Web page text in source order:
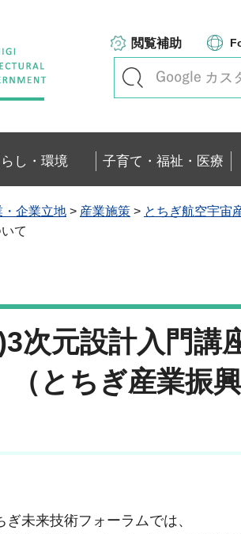
閲覧補助
らし・環境 子育て・福祉・医療
・企業立地 > 産業施策 > とちぎ航空宇宙
て
次元設計入門
（とちぎ産業振
未来技術フォーラムでは、